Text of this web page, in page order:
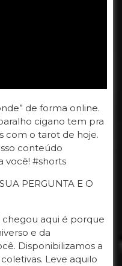
de forma online.
cigano tem pra
com o tarot de hoje.
conteúdo
você! #shorts
PERGUNTA E O
chegou aqui é porque
e da
Disponibilizamos a
Leve aquilo